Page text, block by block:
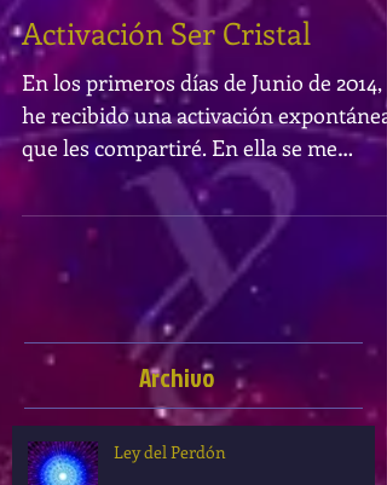
Activación Ser Cristal
En los primeros días de Junio de 2014,
he recibido una activación expontánea,
que les compartiré. En ella se me
presentó un símbolo...
Archivo